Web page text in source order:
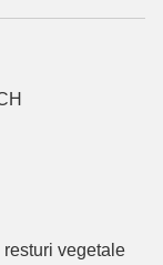
vegetale